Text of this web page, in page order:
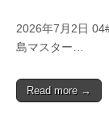
2026年7月2日
島マスター…
Read more →